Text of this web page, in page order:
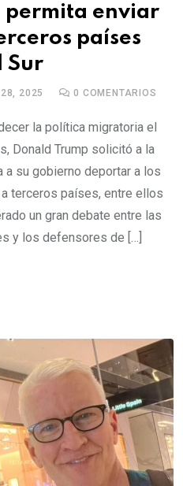
permita enviar
países
Sur
2025 0 COMENTARIOS
la política migratoria el
Donald Trump solicitó a la
a su gobierno deportar a los
terceros países, entre ellos
un gran debate entre las
y los defensores de […]